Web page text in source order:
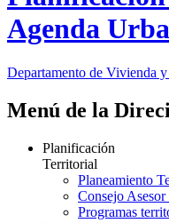
Agenda
Departamento de Vivienda
Menú de la
Planificación
Territorial
Planeamiento
Consejo
Programas